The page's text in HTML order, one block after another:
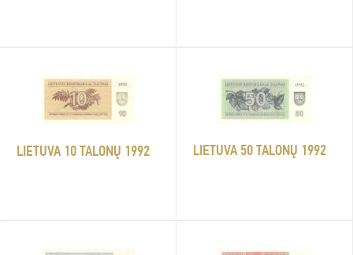
LIETUVA 10 TALONŲ 1992 LIETUVA 50 TALONŲ 1992